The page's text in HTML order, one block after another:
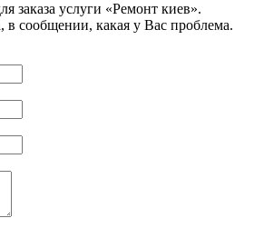
заказа услуги «Ремонт киев».
сообщении, какая у Вас проблема.